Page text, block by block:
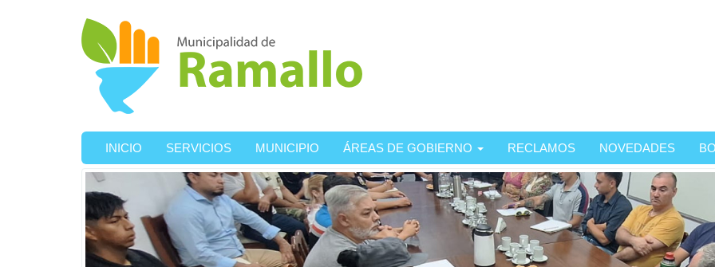
INICIO SERVICIOS MUNICIPIO ÁREAS DE GOBIERNO RECLAMOS NOVEDADES